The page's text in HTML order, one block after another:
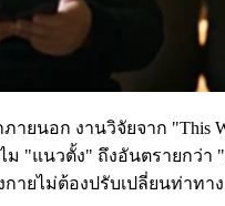
นอก งานวิจัยจาก "This
ไม "แนวตั้ง" ถึงอันตรายก
งกายไม่ต้องปรับเปลี่ยนท่า